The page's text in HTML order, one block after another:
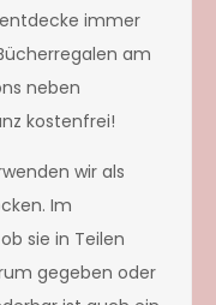
immer
am
neben
kostenfrei!
wir als
Im
sie in Teilen
gegeben oder